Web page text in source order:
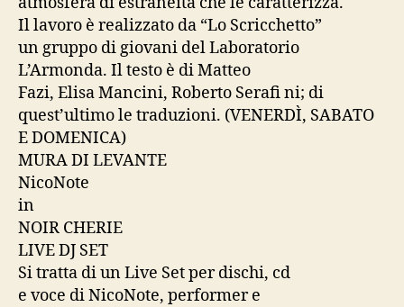
Il lavoro è realizzato da “Lo Scricchetto”
un gruppo di giovani del Laboratorio
L’Armonda. Il testo è di Matteo
Fazi, Elisa Mancini, Roberto Serafi ni; di
quest’ultimo le traduzioni. (VENERDÌ, SABATO
E DOMENICA)
MURA DI LEVANTE
NicoNote
in
NOIR CHERIE
LIVE DJ SET
Si tratta di un Live Set per dischi, cd
e voce di NicoNote, performer e